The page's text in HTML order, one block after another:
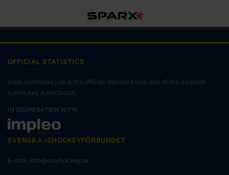
OFFICIAL STATISTICS
stats.swehockey.se is the official statistics web site of the Swedish
Icehockey Association.
IN COOPERATION WITH:
SVENSKA ISHOCKEYFÖRBUNDET
E-mail: info@swehockey.se